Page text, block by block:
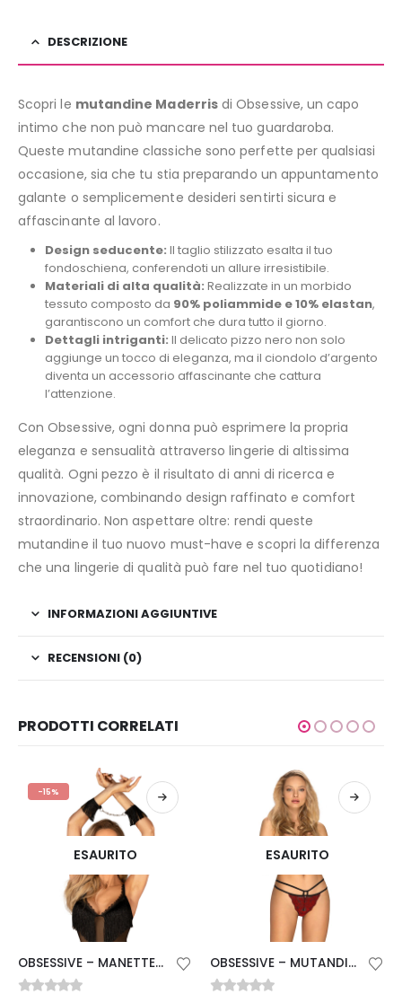
DESCRIZIONE
Scopri le mutandine Maderrisdi Obsessive, un capo
intimo che non può mancare nel tuo guardaroba.
Queste mutandine classiche sono perfette per qualsiasi
occasione, sia che tu stia preparando un appuntamento
galante o semplicemente desideri sentirti sicura e
affascinante al lavoro.
Design seducente: Il taglio stilizzato esalta il tuo
fondoschiena, conferendoti un allure irresistibile.
Materiali di alta qualità: Realizzate in un morbido
tessuto composto da 90% poliammide e 10% elastan,
garantiscono un comfort che dura tutto il giorno.
Dettagli intriganti: Il delicato pizzo nero non solo
aggiunge un tocco di eleganza, ma il ciondolo d’argento
diventa un accessorio affascinante che cattura
l’attenzione.
Con Obsessive, ogni donna può esprimere la propria
eleganza e sensualità attraverso lingerie di altissima
qualità. Ogni pezzo è il risultato di anni di ricerca e
innovazione, combinando design raffinato e comfort
straordinario. Non aspettare oltre: rendi queste
mutandine il tuo nuovo must-have e scopri la differenza
che una lingerie di qualità può fare nel tuo quotidiano!
INFORMAZIONI AGGIUNTIVE
RECENSIONI (0)
PRODOTTI CORRELATI
-15%
ESAURITO
OBSESSIVE – MANETTE SHERILA TAGLIA UNICA
ESAURITO
OBSESSIVE – MUTANDINA SUGESTINA L/XL